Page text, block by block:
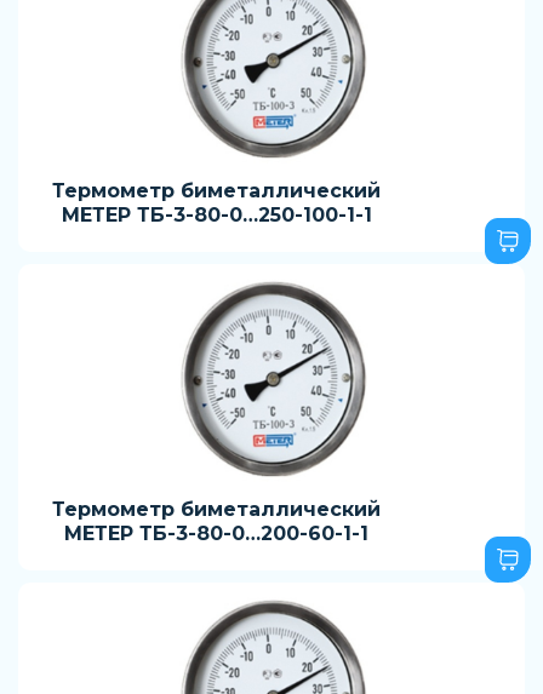
Термометр биметаллический
МЕТЕР ТБ-3-80-0…250-100-1-1
Термометр биметаллический
МЕТЕР ТБ-3-80-0…200-60-1-1